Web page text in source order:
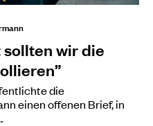
wir die
die
einen offenen Brief, in